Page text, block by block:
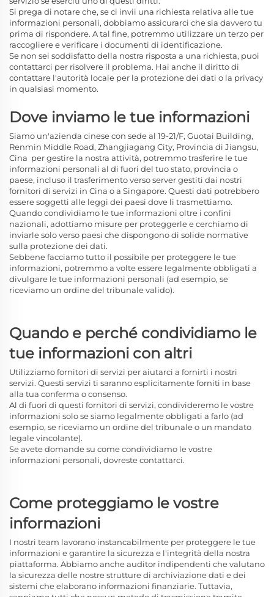
Si prega di notare che, se ci invii una richiesta relativa alle tue
informazioni personali, dobbiamo assicurarci che sia davvero tu
prima di rispondere. A tal fine, potremmo utilizzare un terzo per
raccogliere e verificare i documenti di identificazione.
Se non sei soddisfatto della nostra risposta a una richiesta, puoi
contattarci per risolvere il problema. Hai anche il diritto di
contattare l'autorità locale per la protezione dei dati o la privacy
in qualsiasi momento.
Dove inviamo le tue informazioni
Siamo un'azienda cinese con sede al 19-21/F, Guotai Building,
Renmin Middle Road, Zhangjiagang City, Provincia di Jiangsu,
Cina per gestire la nostra attività, potremmo trasferire le tue
informazioni personali al di fuori del tuo stato, provincia o
paese, incluso il trasferimento verso server gestiti dai nostri
fornitori di servizi in Cina o a Singapore. Questi dati potrebbero
essere soggetti alle leggi dei paesi dove li trasmettiamo.
Quando condividiamo le tue informazioni oltre i confini
nazionali, adottiamo misure per proteggerle e cerchiamo di
inviarle solo verso paesi che dispongono di solide normative
sulla protezione dei dati.
Sebbene facciamo tutto il possibile per proteggere le tue
informazioni, potremmo a volte essere legalmente obbligati a
divulgare le tue informazioni personali (ad esempio, se
riceviamo un ordine del tribunale valido).
Quando e perché condividiamo le
tue informazioni con altri
Utilizziamo fornitori di servizi per aiutarci a fornirti i nostri
servizi. Questi servizi ti saranno esplicitamente forniti in base
alla tua conferma o consenso.
Al di fuori di questi fornitori di servizi, condivideremo le vostre
informazioni solo se siamo legalmente obbligati a farlo (ad
esempio, se riceviamo un ordine del tribunale o un mandato
legale vincolante).
Se avete domande su come condividiamo le vostre
informazioni personali, dovreste contattarci.
Come proteggiamo le vostre
informazioni
I nostri team lavorano instancabilmente per proteggere le tue
informazioni e garantire la sicurezza e l'integrità della nostra
piattaforma. Abbiamo anche auditor indipendenti che valutano
la sicurezza delle nostre strutture di archiviazione dati e dei
sistemi che elaborano informazioni finanziarie. Tuttavia,